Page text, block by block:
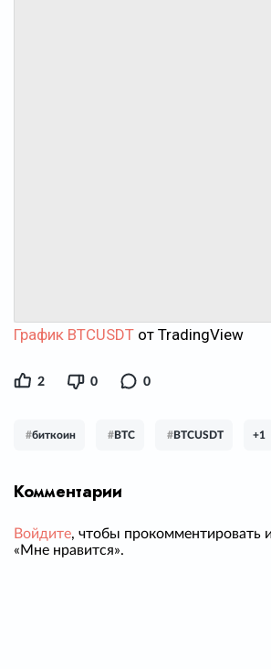
График BTCUSDT от TradingView
2 0 0
#биткоин #BTC #BTCUSDT +1
Комментарии
Войдите, чтобы прокомментировать
«Мне нравится».